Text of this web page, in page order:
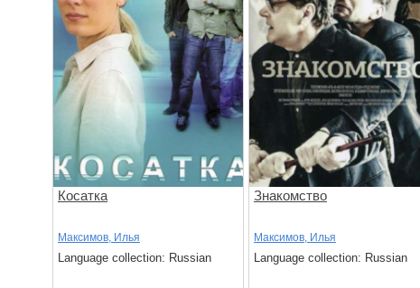
Косатка
Максимов, Илья
Language collection: Russian
Знакомство
Максимов, Илья
Language collection: Russian